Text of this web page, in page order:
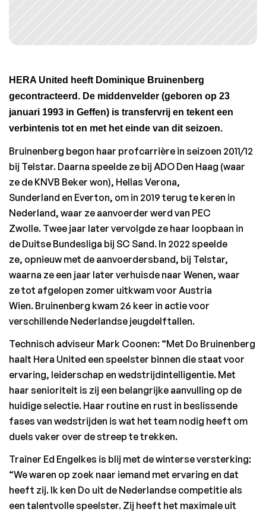
HERA United heeft Dominique Bruinenberg
gecontracteerd. De middenvelder (geboren op 23
januari 1993 in Geffen) is transfervrij en tekent een
verbintenis tot en met het einde van dit seizoen.
Bruinenberg begon haar profcarrière in seizoen 2011/12
bij Telstar. Daarna speelde ze bij ADO Den Haag (waar
ze de KNVB Beker won), Hellas Verona,
Sunderland en Everton, om in 2019 terug te keren in
Nederland, waar ze aanvoerder werd van PEC
Zwolle. Twee jaar later vervolgde ze haar loopbaan in
de Duitse Bundesliga bij SC Sand. In 2022 speelde
ze, opnieuw met de aanvoerdersband, bij Telstar,
waarna ze een jaar later verhuisde naar Wenen, waar
ze tot afgelopen zomer uitkwam voor Austria
Wien. Bruinenberg kwam 26 keer in actie voor
verschillende Nederlandse jeugdelftallen.
Technisch adviseur Mark Coonen: “Met Do Bruinenberg
haalt Hera United een speelster binnen die staat voor
ervaring, leiderschap en wedstrijdintelligentie. Met
haar senioriteit is zij een belangrijke aanvulling op de
huidige selectie. Haar routine en rust in beslissende
fases van wedstrijden is wat het team nodig heeft om
duels vaker over de streep te trekken.
Trainer Ed Engelkes is blij met de winterse versterking:
“We waren op zoek naar iemand met ervaring en dat
heeft zij. Ik ken Do uit de Nederlandse competitie als
een talentvolle speelster. Zij heeft het maximale uit